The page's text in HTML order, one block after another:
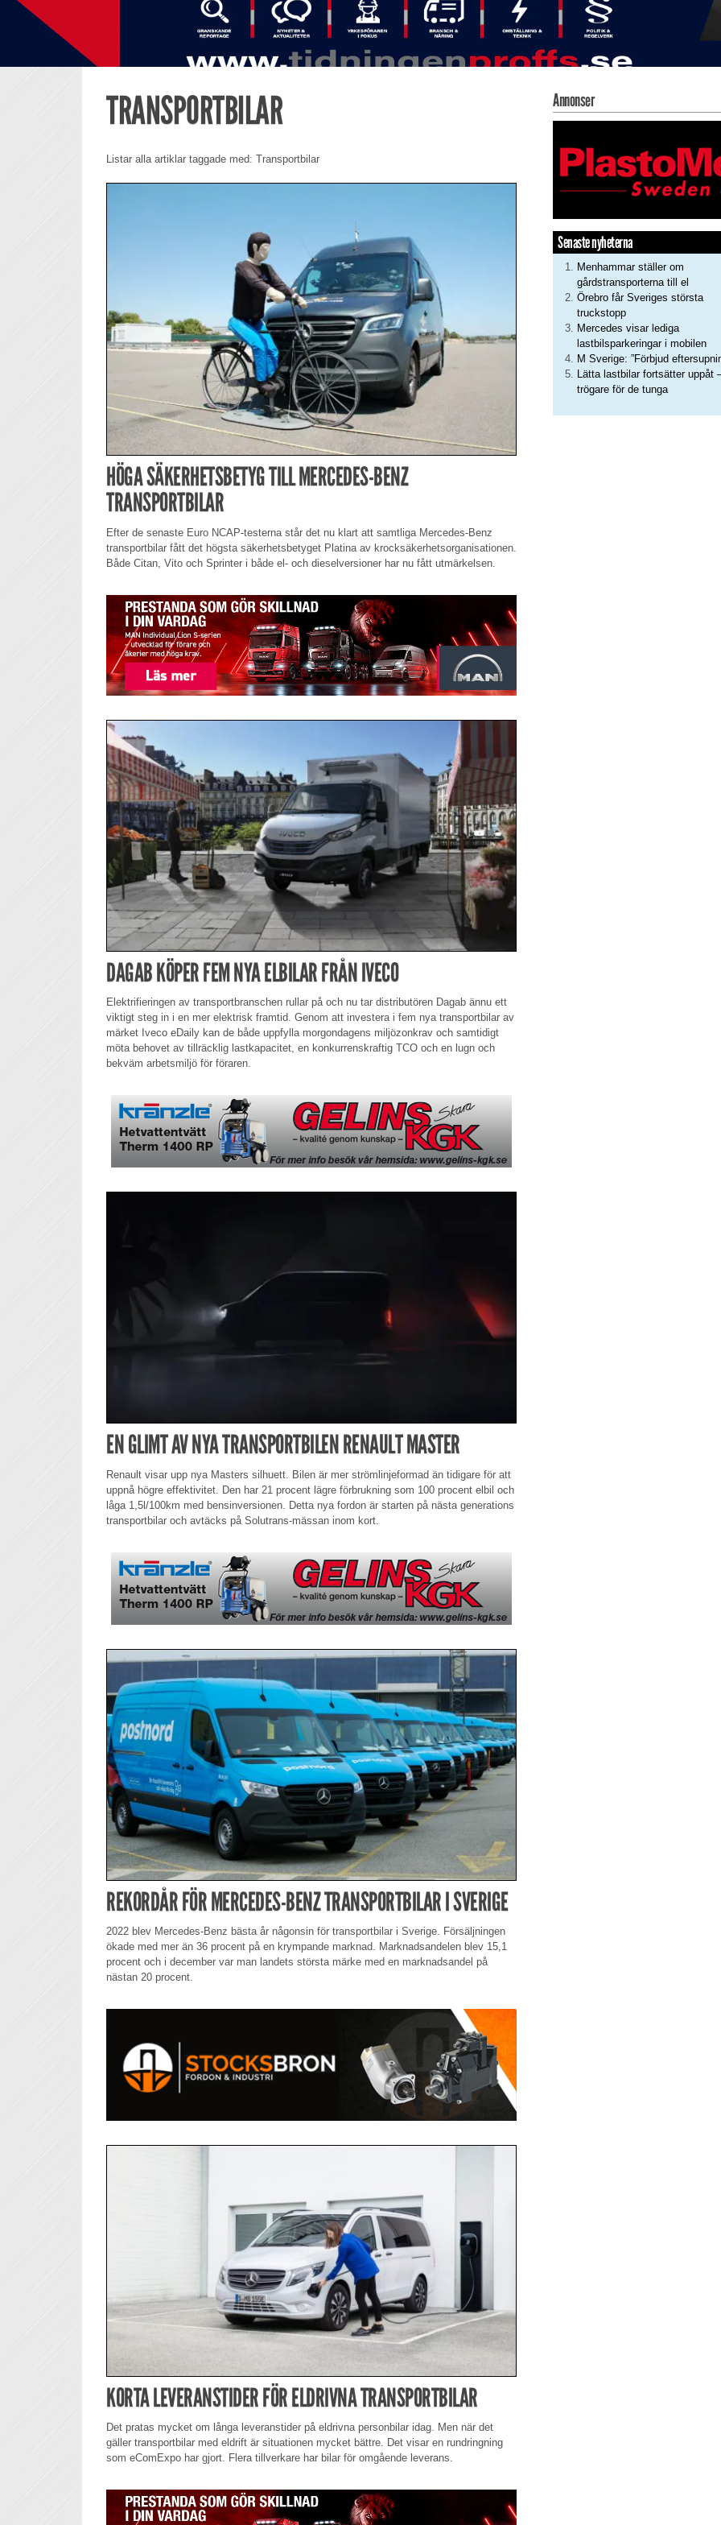
TRANSPORTBILAR
Listar alla artiklar taggade med: Transportbilar
HÖGA SÄKERHETSBETYG TILL MERCEDES-BENZ
TRANSPORTBILAR
Efter de senaste Euro NCAP-testerna står det nu klart att samtliga Mercedes-Benz
transportbilar fått det högsta säkerhetsbetyget Platina av krocksäkerhetsorganisationen.
Både Citan, Vito och Sprinter i både el- och dieselversioner har nu fått utmärkelsen.
DAGAB KÖPER FEM NYA ELBILAR FRÅN IVECO
Elektrifieringen av transportbranschen rullar på och nu tar distributören Dagab ännu ett
viktigt steg in i en mer elektrisk framtid. Genom att investera i fem nya transportbilar av
märket Iveco eDaily kan de både uppfylla morgondagens miljözonkrav och samtidigt
möta behovet av tillräcklig lastkapacitet, en konkurrenskraftig TCO och en lugn och
bekväm arbetsmiljö för föraren.
EN GLIMT AV NYA TRANSPORTBILEN RENAULT MASTER
Renault visar upp nya Masters silhuett. Bilen är mer strömlinjeformad än tidigare för att
uppnå högre effektivitet. Den har 21 procent lägre förbrukning som 100 procent elbil och
låga 1,5l/100km med bensinversionen. Detta nya fordon är starten på nästa generations
transportbilar och avtäcks på Solutrans-mässan inom kort.
REKORDÅR FÖR MERCEDES-BENZ TRANSPORTBILAR I SVERIGE
2022 blev Mercedes-Benz bästa år någonsin för transportbilar i Sverige. Försäljningen
ökade med mer än 36 procent på en krympande marknad. Marknadsandelen blev 15,1
procent och i december var man landets största märke med en marknadsandel på
nästan 20 procent.
KORTA LEVERANSTIDER FÖR ELDRIVNA TRANSPORTBILAR
Det pratas mycket om långa leveranstider på eldrivna personbilar idag. Men när det
gäller transportbilar med eldrift är situationen mycket bättre. Det visar en rundringning
som eComExpo har gjort. Flera tillverkare har bilar för omgående leverans.
Annonser
Senaste nyheterna
Menhammar ställer om
gårdstransporterna till el
Örebro får Sveriges största
truckstopp
Mercedes visar lediga
lastbilsparkeringar i mobilen
M Sverige: ”Förbjud
Lätta lastbilar fortsätter uppåt
trögare för de tunga